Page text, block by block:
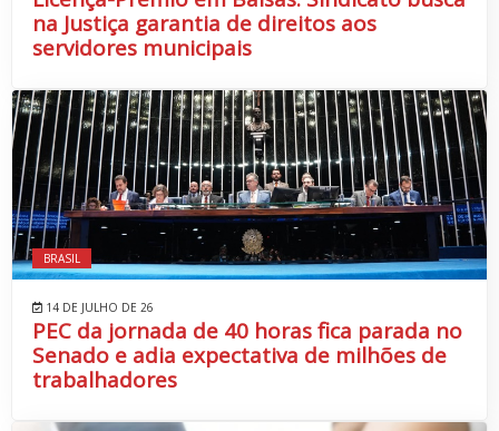
na Justiça garantia de direitos aos
servidores municipais
BRASIL
14 DE JULHO DE 26
PEC da jornada de 40 horas fica parada no
Senado e adia expectativa de milhões de
trabalhadores